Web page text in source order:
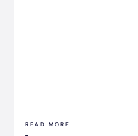
READ MORE